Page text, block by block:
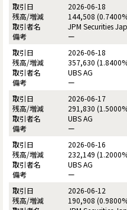
2026-06-18
144,508
JPM Securities
ー
2026-06-18
357,630
UBS AG
ー
2026-06-17
291,830
UBS AG
ー
2026-06-16
232,149
UBS AG
ー
2026-06-12
190,908